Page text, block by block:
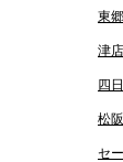
東
津
四
松
セ